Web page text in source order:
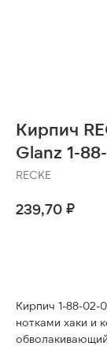
Кирпич
Glanz 1-
RECKE
239,70 ₽
Кирпич 1-88-02-
нотками хаки и